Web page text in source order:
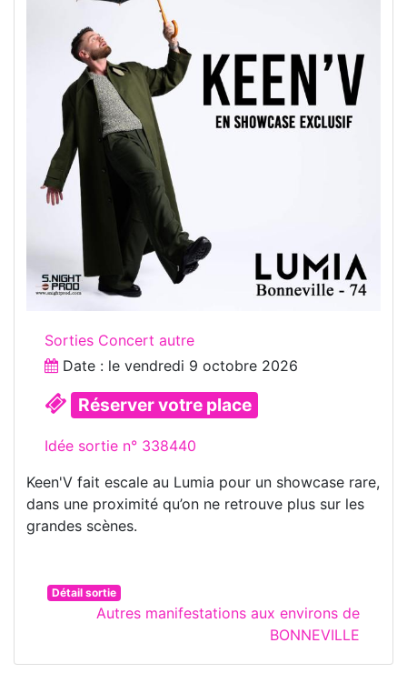
Sorties Concert autre
Date : le vendredi 9 octobre 2026
Réserver votre place
Idée sortie n° 338440
Keen'V fait escale au Lumia pour un showcase rare,
dans une proximité qu’on ne retrouve plus sur les
grandes scènes.
Détail sortie
Autres manifestations aux environs de
BONNEVILLE